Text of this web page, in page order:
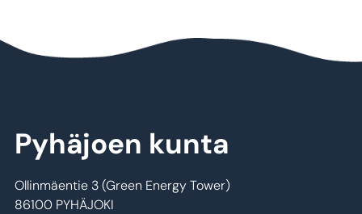
Pyhäjoen kunta
Ollinmäentie 3 (Green Energy Tower)
86100 PYHÄJOKI